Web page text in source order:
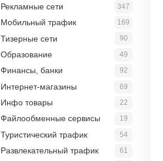
347
Рекламные сети
169
Мобильный трафик
90
Тизерные сети
49
Образование
92
Финансы, банки
69
Интернет-магазины
22
Инфо товары
19
Файлообменные сервисы
54
Туристический трафик
61
Развлекательный трафик